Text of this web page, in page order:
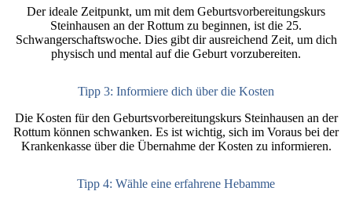
Der ideale Zeitpunkt, um mit dem Geburtsvorbereitungskurs
Steinhausen an der Rottum zu beginnen, ist die 25.
Schwangerschaftswoche. Dies gibt dir ausreichend Zeit, um dich
physisch und mental auf die Geburt vorzubereiten.
Tipp 3: Informiere dich über die Kosten
Die Kosten für den Geburtsvorbereitungskurs Steinhausen an der
Rottum können schwanken. Es ist wichtig, sich im Voraus bei der
Krankenkasse über die Übernahme der Kosten zu informieren.
Tipp 4: Wähle eine erfahrene Hebamme